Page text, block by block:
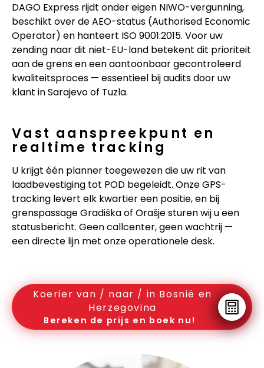
DAGO Express rijdt onder eigen NIWO-vergunning,
beschikt over de AEO-status (Authorised Economic
Operator) en hanteert ISO 9001:2015. Voor uw
zending naar dit niet-EU-land betekent dit prioriteit
aan de grens en een aantoonbaar gecontroleerd
kwaliteitsproces — essentieel bij audits door uw
klant in Sarajevo of Tuzla.
Vast aanspreekpunt en
realtime tracking
U krijgt één planner toegewezen die uw rit van
laadbevestiging tot POD begeleidt. Onze GPS-
tracking levert elk kwartier een positie, en bij
grenspassage Gradiška of Orašje sturen wij u een
statusbericht. Geen callcenter, geen wachtrij —
een directe lijn met onze operationele desk.
Koerier van / naar / in Bosnië en
Herzegovina
Bereken de prijs en boek nu!